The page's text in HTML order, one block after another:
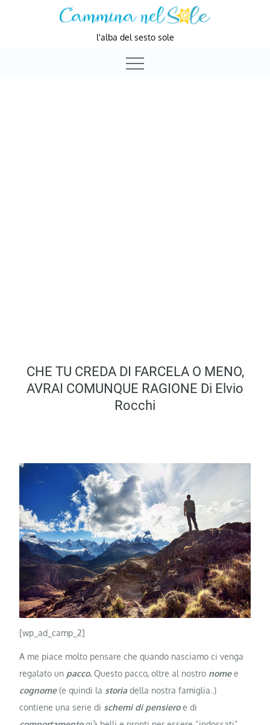
l'alba del sesto sole
CHE TU CREDA DI FARCELA O MENO,
AVRAI COMUNQUE RAGIONE Di Elvio
Rocchi
[wp_ad_camp_2]
A me piace molto pensare che quando nasciamo ci venga
regalato un pacco.Questo pacco, oltre al nostro nomee
cognome(e quindi la storiadella nostra famiglia..)
contiene una serie di schemi di pensieroe di